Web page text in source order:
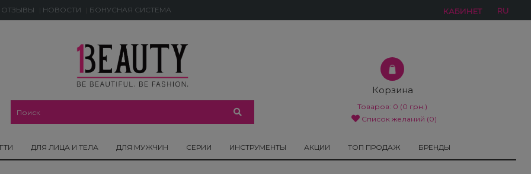
ОТЗЫВЫ НОВОСТИ БОНУСНАЯ СИСТЕМА КАБИНЕТ RU
Корзина
Товаров: 0 (0 грн.)
Список желаний (0)
ДЛЯ ЛИЦА И ТЕЛА ДЛЯ МУЖЧИН СЕРИИ ИНСТРУМЕНТЫ АКЦИИ ТОП ПРОДАЖ БРЕНДЫ